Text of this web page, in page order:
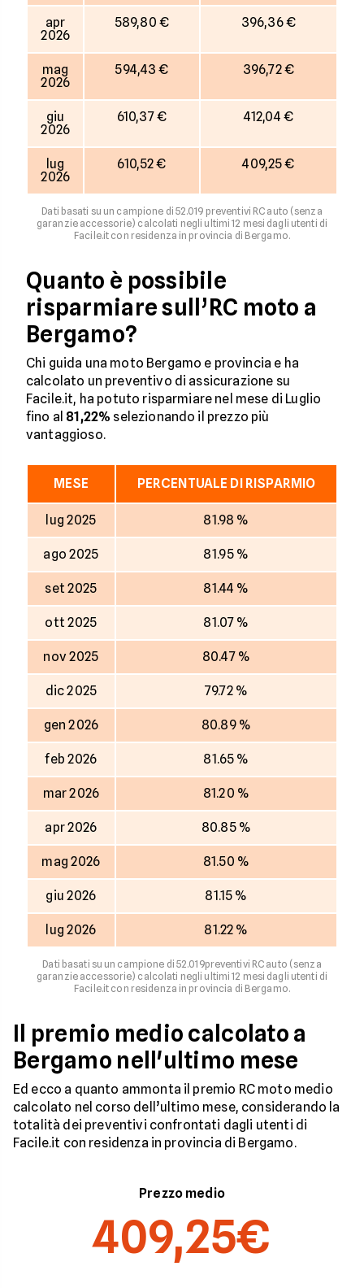
apr
2026
589,80 € 396,36 €
mag
2026
594,43 € 396,72 €
giu
2026
610,37 € 412,04 €
lug
2026
610,52 € 409,25 €
Dati basati su un campione di 52.019 preventivi RC auto (senza
garanzie accessorie) calcolati negli ultimi 12 mesi dagli utenti di
Facile.it con residenza in provincia di Bergamo.
Quanto è possibile
risparmiare sull’RC moto a
Bergamo?
Chi guida una moto Bergamo e provincia e ha
calcolato un preventivo di assicurazione su
Facile.it, ha potuto risparmiare nel mese di Luglio
fino al 81,22% selezionando il prezzo più
vantaggioso.
MESE PERCENTUALE DI RISPARMIO
lug 2025 81.98 %
ago 2025 81.95 %
set 2025 81.44 %
ott 2025 81.07 %
nov 2025 80.47 %
dic 2025 79.72 %
gen 2026 80.89 %
feb 2026 81.65 %
mar 2026 81.20 %
apr 2026 80.85 %
mag 2026 81.50 %
giu 2026 81.15 %
lug 2026 81.22 %
Dati basati su un campione di 52.019preventivi RC auto (senza
garanzie accessorie) calcolati negli ultimi 12 mesi dagli utenti di
Facile.it con residenza in provincia di Bergamo.
Il premio medio calcolato a
Bergamo nell'ultimo mese
Ed ecco a quanto ammonta il premio RC moto medio
calcolato nel corso dell’ultimo mese, considerando la
totalità dei preventivi confrontati dagli utenti di
Facile.it con residenza in provincia di Bergamo.
Prezzo medio
409,25€